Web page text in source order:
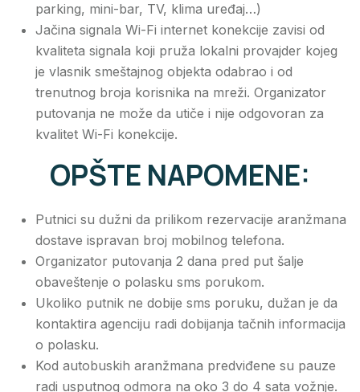
parking, mini-bar, TV, klima uređaj…)
Jačina signala Wi-Fi internet konekcije zavisi od
kvaliteta signala koji pruža lokalni provajder kojeg
je vlasnik smeštajnog objekta odabrao i od
trenutnog broja korisnika na mreži. Organizator
putovanja ne može da utiče i nije odgovoran za
kvalitet Wi-Fi konekcije.
OPŠTE NAPOMENE:
Putnici su dužni da prilikom rezervacije aranžmana
dostave ispravan broj mobilnog telefona.
Organizator putovanja 2 dana pred put šalje
obaveštenje o polasku sms porukom.
Ukoliko putnik ne dobije sms poruku, dužan je da
kontaktira agenciju radi dobijanja tačnih informacija
o polasku.
Kod autobuskih aranžmana predviđene su pauze
radi usputnog odmora na oko 3 do 4 sata vožnje.